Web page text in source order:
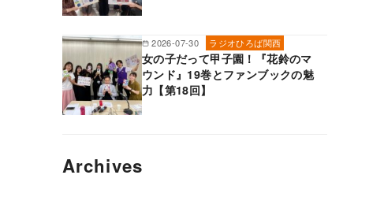
2026-07-30 ラジオひろば関西
女の子だって甲子園！『花鈴のマ
ウンド』19巻とファンブックの魅
力【第18回】
Archives